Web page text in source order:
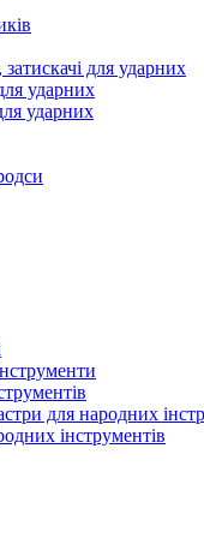
для ударних
ударних
ударних
для народних
інструментів